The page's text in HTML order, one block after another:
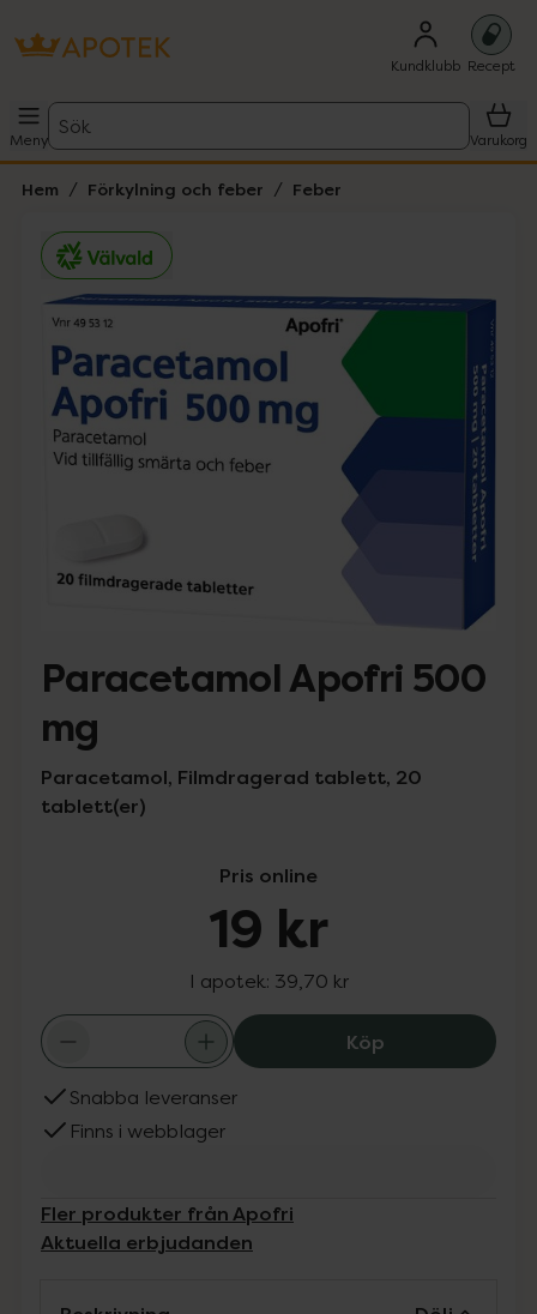
Kundklubb Recept
Meny
Sök
Varukorg
Hem Förkylning och feber Feber
Lista: . Innehåller 1 objekt.
Hoppa över Lista
Paracetamol Apofri 500
mg
Paracetamol, Filmdragerad tablett, 20
tablett(er)
Pris online
19 kr
I apotek: 39,70 kr
KöpParacetamol
Snabba leveranser
Finns i webblager
Fler produkter från Apofri
Aktuella erbjudanden